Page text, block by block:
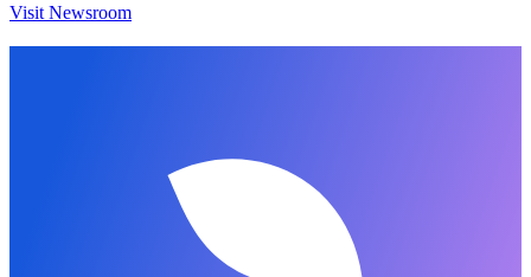
Visit Newsroom